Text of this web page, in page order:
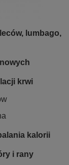
lumbago,
krwi
kalorii
i rany